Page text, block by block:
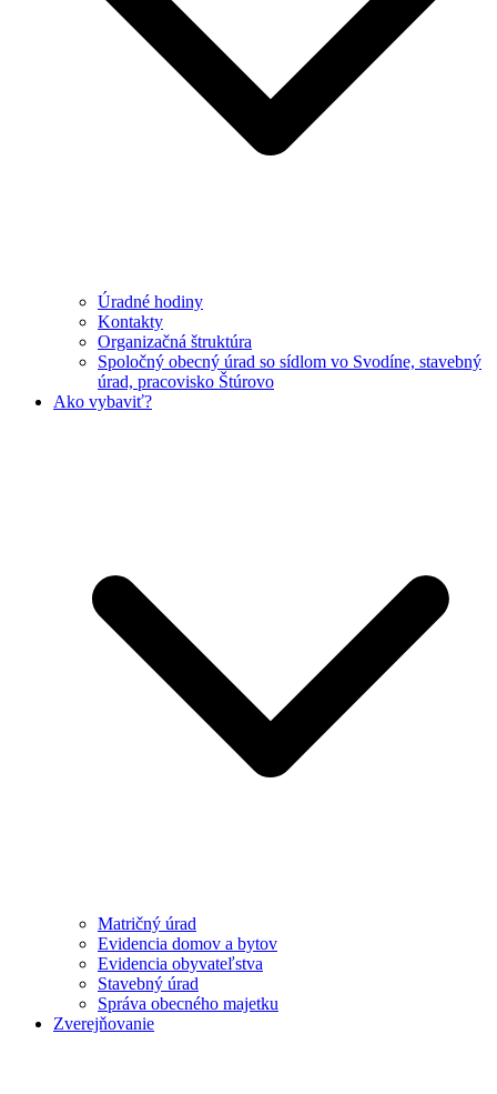
Úradné hodiny
Kontakty
Organizačná štruktúra
Spoločný obecný úrad so sídlom vo Svodíne, stavebný
úrad, pracovisko Štúrovo
Ako vybaviť?
Matričný úrad
Evidencia domov a bytov
Evidencia obyvateľstva
Stavebný úrad
Správa obecného majetku
Zverejňovanie